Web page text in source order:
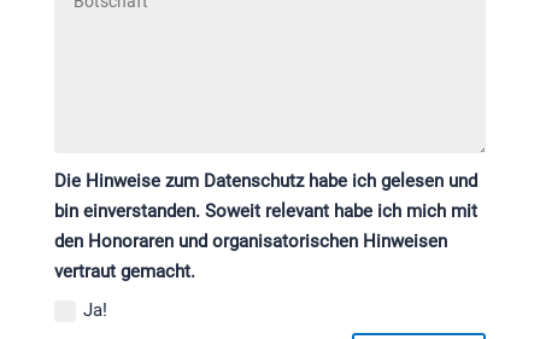
Die Hinweise zum Datenschutz habe ich gelesen und
bin einverstanden. Soweit relevant habe ich mich mit
den Honoraren und organisatorischen Hinweisen
vertraut gemacht.
Ja!